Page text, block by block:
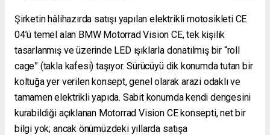
Şirketin hâlihazırda satışı yapılan elektrikli motosikleti CE
04’ü temel alan BMW Motorrad Vision CE, tek kişilik
tasarlanmış ve üzerinde LED ışıklarla donatılmış bir “roll
cage” (takla kafesi) taşıyor. Sürücüyü dik konumda tutan bir
koltuğa yer verilen konsept, genel olarak arazi odaklı ve
tamamen elektrikli yapıda. Sabit konumda kendi dengesini
kurabildiği açıklanan Motorrad Vision CE konsepti, net bir
bilgi yok; ancak önümüzdeki yıllarda satışa